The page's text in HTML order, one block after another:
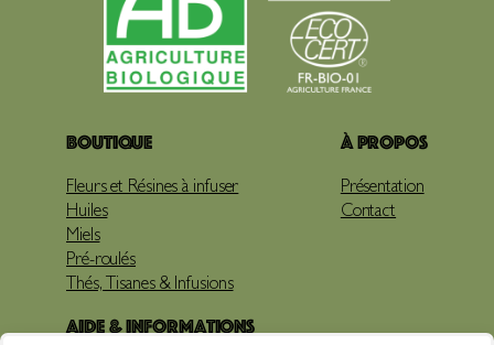
Boutique
Fleurs et Résines à infuser
Huiles
Miels
Pré-roulés
Thés, Tisanes & Infusions
À propos
Présentation
Contact
Aide & Informations